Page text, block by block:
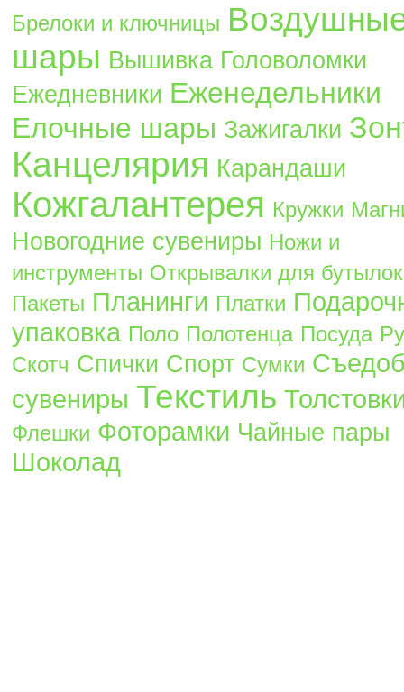
Брелоки и ключницы
шары Вышивка Головоломки
Ежедневники Еженедельники
Елочные шары Зажигалки
Канцелярия Карандаши
Кожгалантерея Кружки
Новогодние сувениры Ножи и
инструменты Открывалки для бутылок
Пакеты Планинги Платки
упаковка Поло Полотенца Посуда
Скотч Спички Спорт Сумки
сувениры Текстиль
Флешки Фоторамки Чайные пары
Шоколад